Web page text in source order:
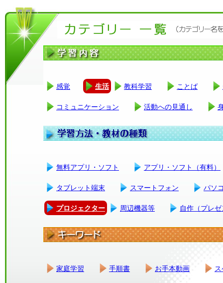
感覚 生活 教科学習 ことば
コミュニケーション 活動への見通し
無料アプリ・ソフト アプリ・ソフト（有料）
タブレット端末 スマートフォン パソ
プロジェクター 周辺機器等 自作（プレ
家庭学習 手順書 お手本動画